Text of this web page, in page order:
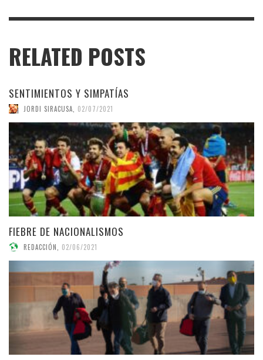
RELATED POSTS
SENTIMIENTOS Y SIMPATÍAS
JORDI SIRACUSA 02/07/2021
FIEBRE DE NACIONALISMOS
REDACCIÓN 02/06/2021